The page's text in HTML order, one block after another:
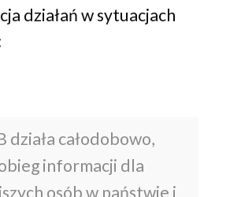
działań w sytuacjach
działa całodobowo,
informacji dla
osób w państwie i